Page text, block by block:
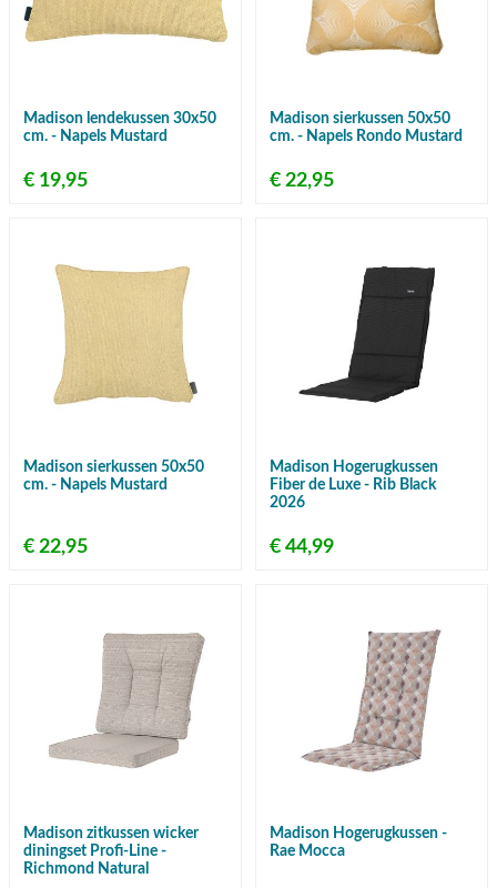
Madison lendekussen 30x50
cm. - Napels Mustard
€ 19,95
Madison sierkussen 50x50
cm. - Napels Rondo Mustard
€ 22,95
Madison sierkussen 50x50
cm. - Napels Mustard
€ 22,95
Madison Hogerugkussen
Fiber de Luxe - Rib Black
2026
€ 44,99
Madison zitkussen wicker
diningset Profi-Line -
Richmond Natural
Madison Hogerugkussen -
Rae Mocca